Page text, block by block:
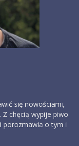
się nowościami,
chęcią wypije piwo
porozmawia o tym i